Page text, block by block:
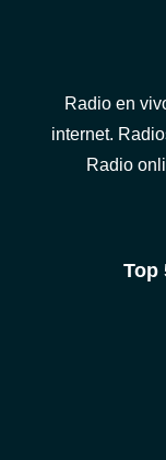
Radio en
internet.
Radio
Top